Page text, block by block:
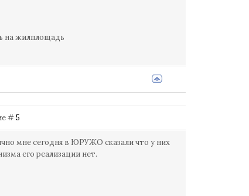
на жилплощадь
#5
мне сегодня в ЮРУЖО сказали что у них
его реализации нет.